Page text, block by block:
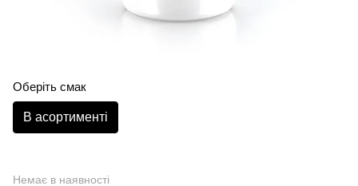
Оберіть смак
В асортименті
Немає в наявності